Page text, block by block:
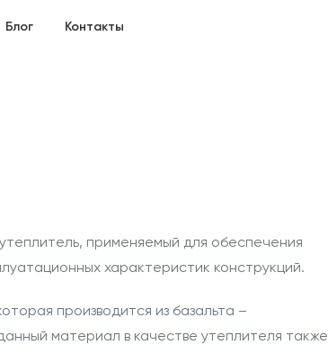
Блог Контакты
применяемый для обеспечения
характеристик конструкций.
производится из базальта –
материал в качестве утеплителя также